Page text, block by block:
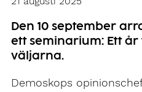
Den 10 september
ett seminarium: Ett
väljarna.
Demoskops